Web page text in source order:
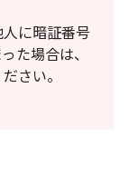
に暗証番号
た場合は、
さい。